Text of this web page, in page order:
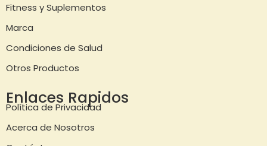
Fitness y Suplementos
Marca
Condiciones de Salud
Otros Productos
Enlaces Rapidos
Política de Privacidad
Acerca de Nosotros